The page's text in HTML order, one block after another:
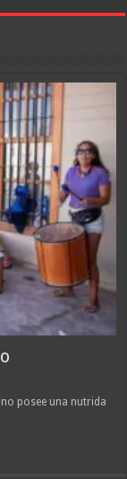
posee una nutrida